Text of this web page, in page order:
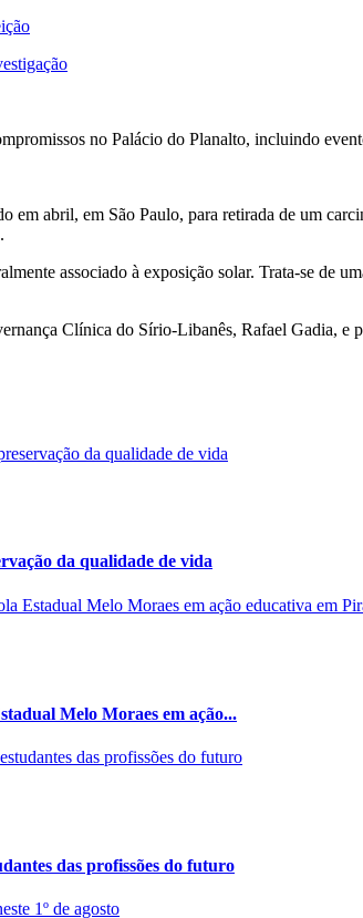
no Palácio do Planalto, incluindo
abril, em São Paulo, para retirada de um
associado à exposição solar. Trata-se de
Clínica do Sírio-Libanês, Rafael Gadia,
da qualidade de vida
Melo Moraes em ação...
das profissões do futuro